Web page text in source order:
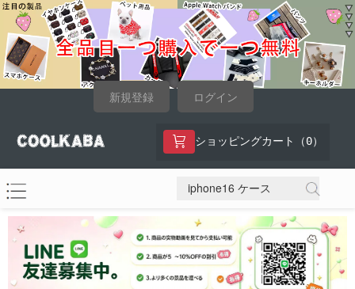
新規登録 ログイン
ショッピングカート（ 0）